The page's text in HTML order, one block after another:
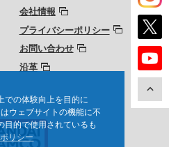
での体験向上を目的に
ウェブサイトの機能に不
目的で使用されているも
リシー
会社情報
プライバシーポリシー
お問い合わせ
沿革